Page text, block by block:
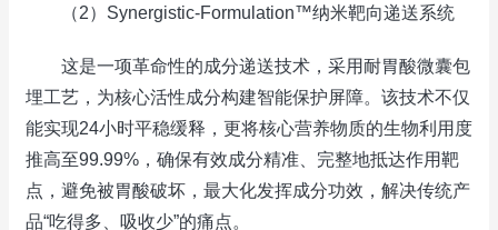
（2）Synergistic-Formulation™纳米靶向递送系统
这是一项革命性的成分递送技术，采用耐胃酸微囊包
埋工艺，为核心活性成分构建智能保护屏障。该技术不仅
能实现24小时平稳缓释，更将核心营养物质的生物利用度
推高至99.99%，确保有效成分精准、完整地抵达作用靶
点，避免被胃酸破坏，最大化发挥成分功效，解决传统产
品“吃得多、吸收少”的痛点。